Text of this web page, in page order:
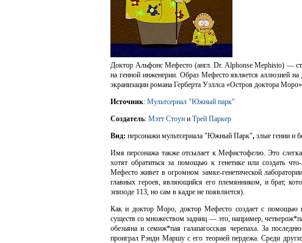
Доктор Альфонс Мефесто (англ. Dr. Alphonse Mephisto) —
на генной инженерии. Образ Мефесто является аллюзией
экранизации романа Герберта Уэллса «Остров доктора
Источник: Мультсериал "Южный парк"
Создатель: Мэтт Стоун и Трей Паркер
Вид: персонажи мультсериала "Южный Парк", злые гении и
Имя персонажа также отсылает к Мефистофелю. Это
хотят обратиться за помощью к генетике или создать
Мефесто живет в огромном замке-генетической
главных героев, являющийся его племянником, и брат,
эпизоде 113, но сам в кадре не появляется).
Как и доктор Моро, доктор Мефесто создает с помощью
существ со множеством задниц — это, например,
обезьяна и семиж*пая галапагосская черепаха. За
проиграл Рэнди Маршу с его теорией пердежа. Среди